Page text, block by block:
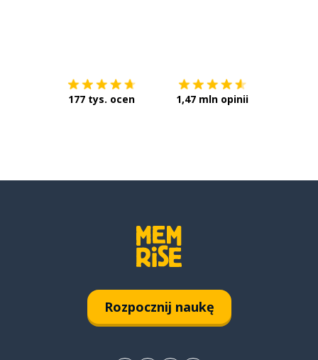
177 tys. ocen 1,47 mln opinii
Rozpocznij naukę